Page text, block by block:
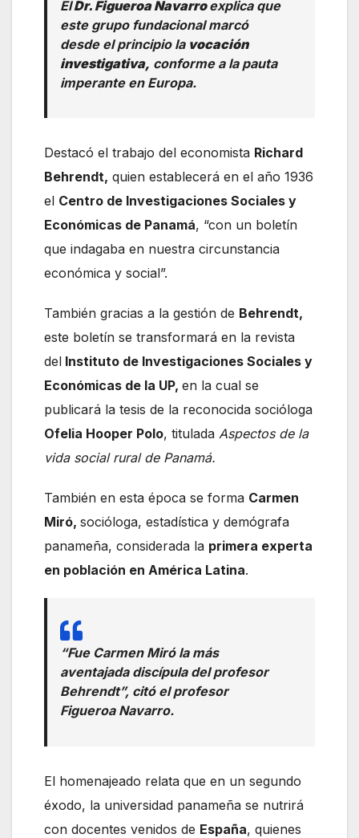
ElDr. Figueroa Navarroexplica que
este grupo fundacional marcó
desde el principio la vocación
investigativa, conforme a la pauta
imperante en Europa.
Destacó el trabajo del economista Richard
Behrendt, quien establecerá en el año 1936
el Centro de Investigaciones Sociales y
Económicas de Panamá, “con un boletín
que indagaba en nuestra circunstancia
económica y social”.
También gracias a la gestión de Behrendt,
este boletín se transformará en la revista
del Instituto de Investigaciones Sociales y
Económicas de la UP, en la cual se
publicará la tesis de la reconocida socióloga
Ofelia Hooper Polo, titulada Aspectos de la
vida social rural de Panamá.
También en esta época se forma Carmen
Miró, socióloga, estadística y demógrafa
panameña, considerada la primera experta
en población en América Latina.
“Fue Carmen Miró la más
aventajada discípula del profesor
Behrendt”, citó el profesor
Figueroa Navarro.
El homenajeado relata que en un segundo
éxodo, la universidad panameña se nutrirá
con docentes venidos de España, quienes